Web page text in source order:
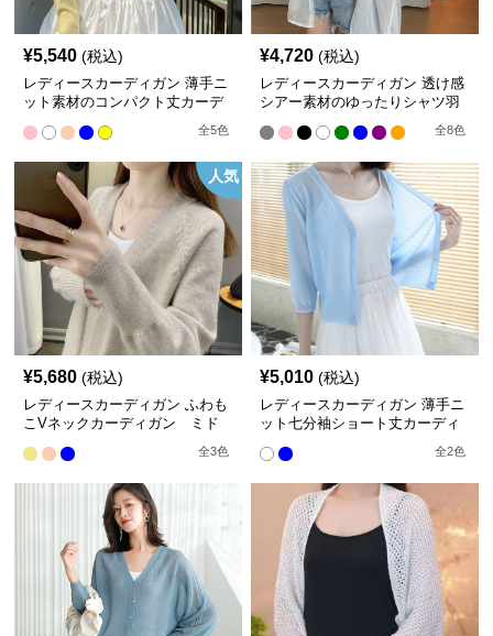
¥5,540 (税込)
レディースカーディガン 薄手ニ
ット素材のコンパクト丈カーデ
全5色
¥4,720 (税込)
レディースカーディガン 透け感
シアー素材のゆったりシャツ羽
全8色
人気
¥5,680 (税込)
レディースカーディガン ふわも
こVネックカーディガン ミド
全3色
¥5,010 (税込)
レディースカーディガン 薄手ニ
ット七分袖ショート丈カーディ
全2色